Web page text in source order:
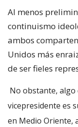
Al menos
continuismo
ambos
Unidos más
de ser fieles
No obstante,
vicepresidente es
en Medio Oriente,